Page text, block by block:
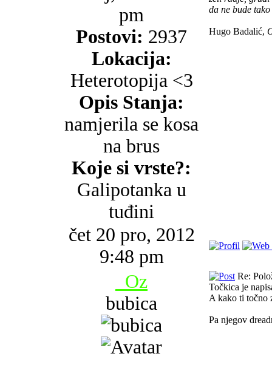
pm
Postovi: 2937
Lokacija:
Heterotopija <3
Opis Stanja:
namjerila se kosa
na brus
Koje si vrste?:
Galipotanka u
tuđini
da ne bude
Hugo Badalić,
čet 20 pro, 2012
9:48 pm
_Oz
bubica
Re:
Točkica je
A kako ti točno
Pa njegov